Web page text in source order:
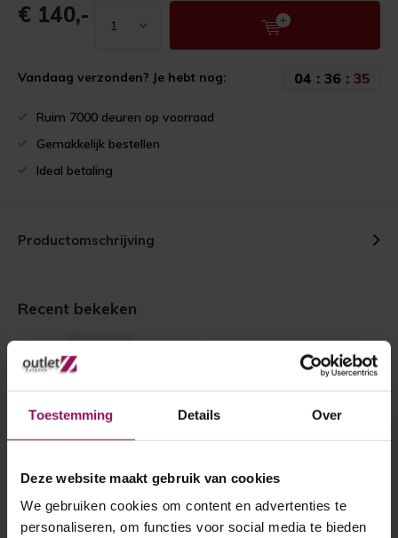
Toestemming Details Over
Deze website maakt gebruik van cookies
We gebruiken cookies om content en advertenties te
personaliseren, om functies voor social media te bieden
€ 140,-
Vandaag verzonden? Je hebt nog: 04 : 36: 35
Ruim 7000 deuren op voorraad
Gemakkelijk bestellen
Ideal betaling
Productomschrijving
Recent bekeken
Cando binnendeur
Maastricht 78x201,5